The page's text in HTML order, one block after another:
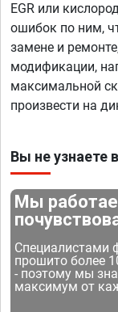
EGR или
ошибок по ним,
замене и
модификации,
максимальной
произвести на
Вы не узнаете
Мы
Специалистами
прошито более
- поэтому мы
максимум от